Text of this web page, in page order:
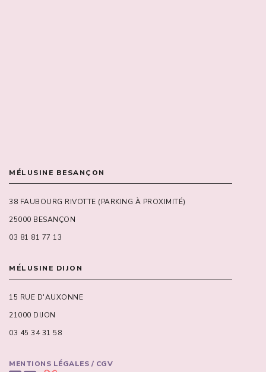
MÉLUSINE BESANÇON
38 FAUBOURG RIVOTTE (PARKING À PROXIMITÉ)
25000 BESANÇON
03 81 81 77 13
MÉLUSINE DIJON
15 RUE D'AUXONNE
21000 DIJON
03 45 34 31 58
MENTIONS LÉGALES / CGV